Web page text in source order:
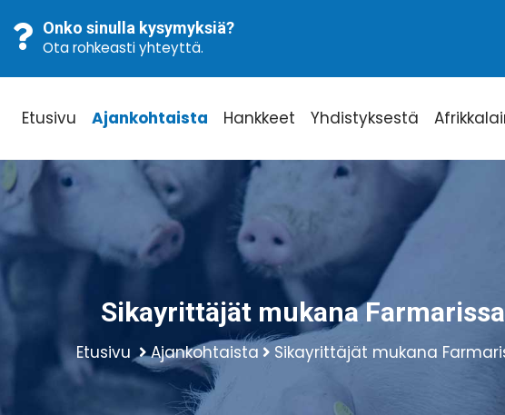
Onko sinulla kysymyksiä?
Ota rohkeasti yhteyttä.
Etusivu Ajankohtaista Hankkeet Yhdistyksestä
Sikayrittäjät mukana Farmarissa
Etusivu Ajankohtaista Sikayrittäjät mukana